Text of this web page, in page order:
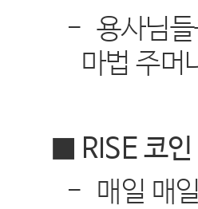
- 용사님
마법 주머
■ RISE 코
- 매일 매일